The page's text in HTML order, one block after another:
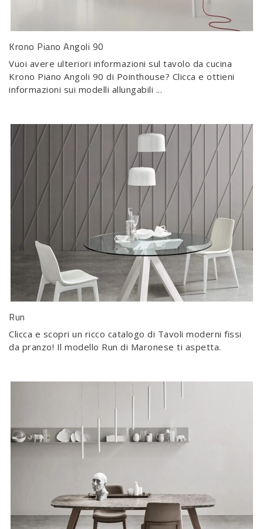
Krono Piano Angoli 90
Vuoi avere ulteriori informazioni sul tavolo da cucina
Krono Piano Angoli 90 di Pointhouse? Clicca e ottieni
informazioni sui modelli allungabili ...
Run
Clicca e scopri un ricco catalogo di Tavoli moderni fissi
da pranzo! Il modello Run di Maronese ti aspetta.